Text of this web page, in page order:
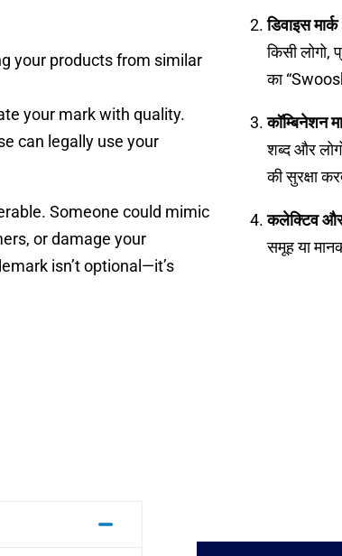
your products from similar
your mark with quality.
can legally use your
Someone could mimic
or damage your
isn’t optional—it’s
डिवाइस
किसी
का
कॉम्बिनेशन
शब्द और
की सुरक्षा
कलेक्टिव
समूह या